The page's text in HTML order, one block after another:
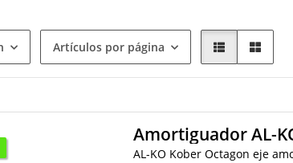
Artículos por página
Amortiguador AL-
AL-KO Kober Octagon eje